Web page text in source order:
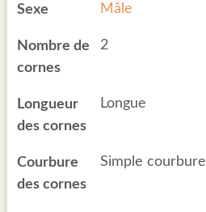
Sexe Mâle
Nombre de
cornes
2
Longueur
des cornes
Longue
Courbure
des cornes
Simple courbure